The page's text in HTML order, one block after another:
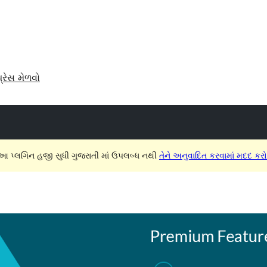
મેળવો
પ્લગિન હજી સુધી ગુજરાતી માં ઉપલબ્ધ નથી તેને અનુવાદિત કરવામાં મદદ